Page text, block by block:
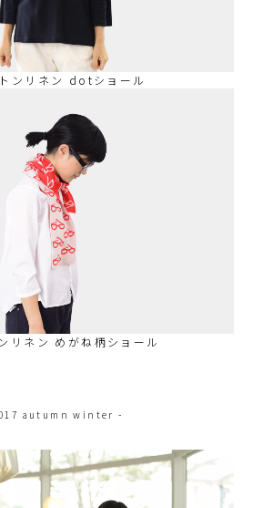
ンリネン dotショール
リネン めがね柄ショール
autumn winter -